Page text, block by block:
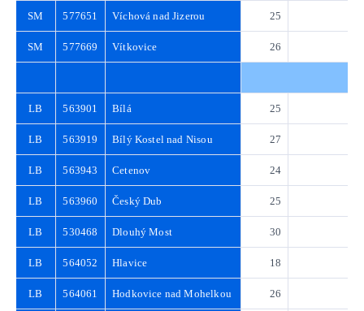
SM 577651 Víchová nad Jizerou 25
SM 577669 Vítkovice 26
LB 563901 Bílá 25
LB 563919 Bílý Kostel nad Nisou 27
LB 563943 Cetenov 24
LB 563960 Český Dub 25
LB 530468 Dlouhý Most 30
LB 564052 Hlavice 18
LB 564061 Hodkovice nad Mohelkou 26